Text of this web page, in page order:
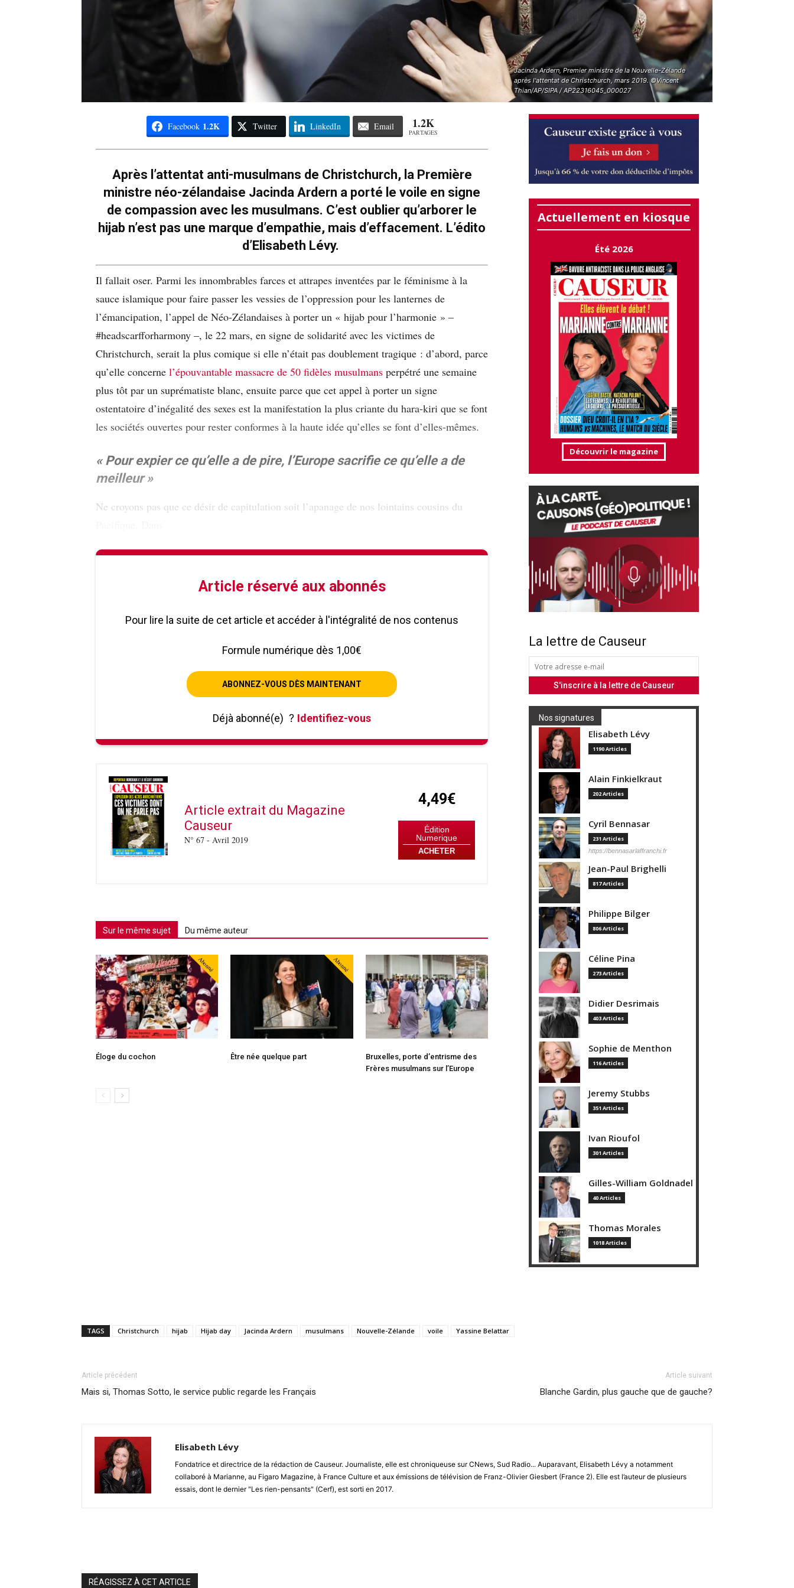
Jacinda Ardern, Premier ministre de la Nouvelle-Zélande
après l'attentat de Christchurch, mars 2019. ©Vincent
Thian/AP/SIPA / AP22316045_000027
Facebook 1.2K Twitter LinkedIn Email 1.2K
PARTAGES
Après l’attentat anti-musulmans de Christchurch, la Première
ministre néo-zélandaise Jacinda Ardern a porté le voile en signe
de compassion avec les musulmans. C’est oublier qu’arborer le
hijab n’est pas une marque d’empathie, mais d’effacement. L’édito
d’Elisabeth Lévy.
Il fallait oser. Parmi les innombrables farces et attrapes inventées par le féminisme à la
sauce islamique pour faire passer les vessies de l’oppression pour les lanternes de
l’émancipation, l’appel de Néo-Zélandaises à porter un « hijab pour l’harmonie » –
#headscarfforharmony –, le 22 mars, en signe de solidarité avec les victimes de
Christchurch, serait la plus comique si elle n’était pas doublement tragique : d’abord, parce
qu’elle concerne l’épouvantable massacre de 50 fidèles musulmans perpétré une semaine
plus tôt par un suprématiste blanc, ensuite parce que cet appel à porter un signe
ostentatoire d’inégalité des sexes est la manifestation la plus criante du hara-kiri que se font
les sociétés ouvertes pour rester conformes à la haute idée qu’elles se font d’elles-mêmes.
« Pour expier ce qu’elle a de pire, l’Europe sacrifie ce qu’elle a de
meilleur »
Ne croyons pas que ce désir de capitulation soit l’apanage de nos lointains cousins du
Article réservé aux abonnés
Pour lire la suite de cet article et accéder à l'intégralité de nos contenus
Formule numérique dès 1,00€
ABONNEZ-VOUS DÈS MAINTENANT
Déjà abonné(e) ? Identifiez-vous
Article extrait du Magazine
Causeur
N° 67 - Avril 2019
4,49€
Édition
Numerique
ACHETER
Sur le même sujet Du même auteur
Abonné
Éloge du cochon
Abonné
Être née quelque part
Bruxelles, porte d’entrisme des
Frères musulmans sur l’Europe
Actuellement en kiosque
Été 2026
Découvrir le magazine
La lettre de Causeur
Nos signatures
Elisabeth Lévy
1190 Articles
Alain Finkielkraut
202 Articles
Cyril Bennasar
231 Articles
https://bennasarlaffranchi.fr
Jean-Paul Brighelli
817 Articles
Philippe Bilger
806 Articles
Céline Pina
273 Articles
Didier Desrimais
403 Articles
Sophie de Menthon
116 Articles
Jeremy Stubbs
351 Articles
Ivan Rioufol
301 Articles
Gilles-William Goldnadel
40 Articles
Thomas Morales
1018 Articles
TAGS Christchurch hijab Hijab day Jacinda Ardern musulmans Nouvelle-Zélande voile Yassine Belattar
Article précédent
Mais si, Thomas Sotto, le service public regarde les Français
Article suivant
Blanche Gardin, plus gauche que de gauche?
Elisabeth Lévy
Fondatrice et directrice de la rédaction de Causeur. Journaliste, elle est chroniqueuse sur CNews, Sud Radio... Auparavant, Elisabeth Lévy a notamment
collaboré à Marianne, au Figaro Magazine, à France Culture et aux émissions de télévision de Franz-Olivier Giesbert (France 2). Elle est l’auteur de plusieurs
essais, dont le dernier "Les rien-pensants" (Cerf), est sorti en 2017.
RÉAGISSEZ À CET ARTICLE